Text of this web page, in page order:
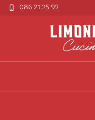
086 21 25 92